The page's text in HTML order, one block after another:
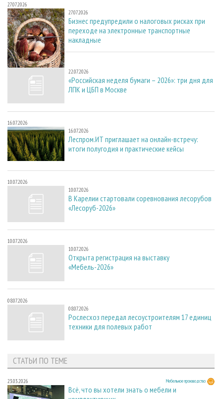
27.07.2026
27.07.2026
Бизнес предупредили о налоговых рисках при
переходе на электронные транспортные
накладные
22.07.2026
22.07.2026
«Российская неделя бумаги – 2026»: три дня для
ЛПК и ЦБП в Москве
16.07.2026
16.07.2026
Леспром.ИТ приглашает на онлайн-встречу:
итоги полугодия и практические кейсы
10.07.2026
10.07.2026
В Карелии стартовали соревнования лесорубов
«Лесоруб-2026»
10.07.2026
10.07.2026
Открыта регистрация на выставку
«Мебель-2026»
08.07.2026
08.07.2026
Рослесхоз передал лесоустроителям 17 единиц
техники для полевых работ
СТАТЬИ ПО ТЕМЕ
23.03.2026 Мебельное производство
Всё, что вы хотели знать о мебели и